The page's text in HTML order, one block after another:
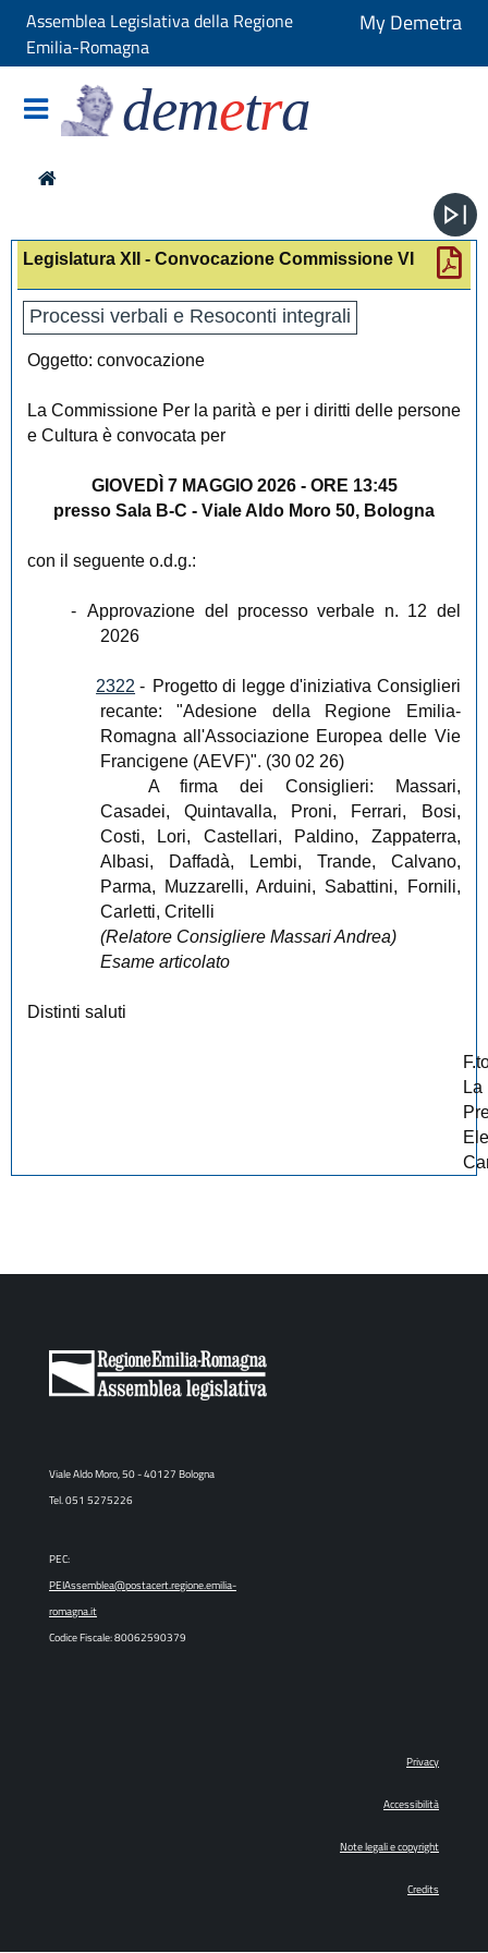
Assemblea Legislativa della Regione
Emilia-Romagna
My Demetra
demetra
Legislatura XII - Convocazione Commissione VI
Processi verbali e Resoconti integrali
Oggetto: convocazione
La Commissione Per la parità e per i diritti delle persone
e Cultura è convocata per
GIOVEDÌ 7 MAGGIO 2026 - ORE 13:45
presso Sala B-C - Viale Aldo Moro 50, Bologna
con il seguente o.d.g.:
- Approvazione del processo verbale n. 12 del
2026
2322 - Progetto di legge d'iniziativa Consiglieri
recante: "Adesione della Regione Emilia-
Romagna all'Associazione Europea delle Vie
Francigene (AEVF)". (30 02 26)
A firma dei Consiglieri: Massari,
Casadei, Quintavalla, Proni, Ferrari, Bosi,
Costi, Lori, Castellari, Paldino, Zappaterra,
Albasi, Daffadà, Lembi, Trande, Calvano,
Parma, Muzzarelli, Arduini, Sabattini, Fornili,
Carletti, Critelli
(Relatore Consigliere Massari Andrea)
Esame articolato
Distinti saluti
La
Viale Aldo Moro, 50 - 40127 Bologna
Tel. 051 5275226
PEC:
PEIAssemblea@postacert.regione.emilia-
romagna.it
Codice Fiscale: 80062590379
Privacy
Accessibilità
Note legali e copyright
Credits